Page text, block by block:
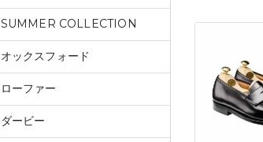
SUMMER COLLECTION
オックスフォード
ローファー
ダービー